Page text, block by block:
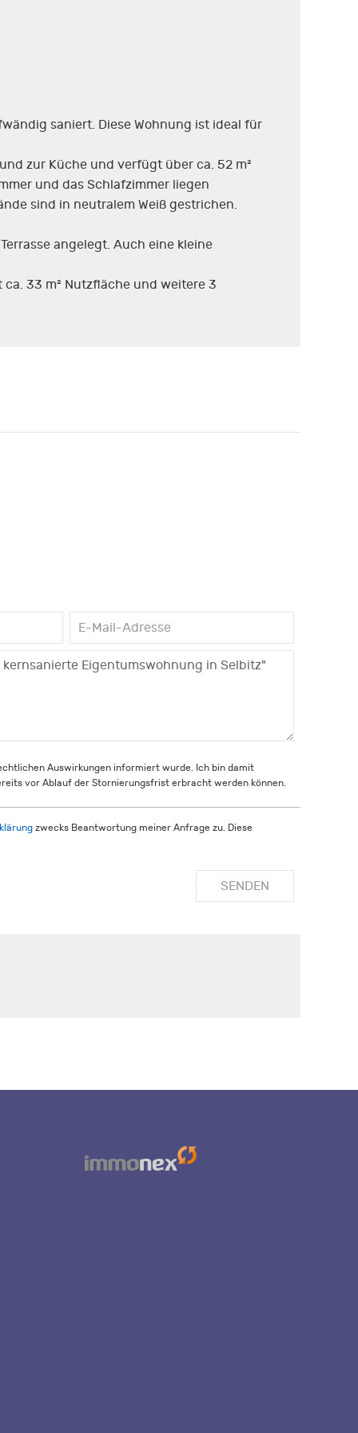
saniert. Diese Wohnung ist ideal für
zur Küche und verfügt über ca. 52 m²
und das Schlafzimmer liegen
sind in neutralem Weiß gestrichen.
angelegt. Auch eine kleine
33 m² Nutzfläche und weitere 3
Auswirkungen informiert wurde. Ich bin damit
vor Ablauf der Stornierungsfrist erbracht werden können.
zwecks Beantwortung meiner Anfrage zu. Diese
SENDEN